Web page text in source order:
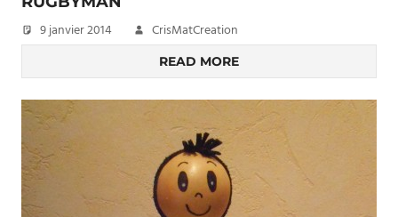
9 janvier 2014 CrisMatCreation
READ MORE